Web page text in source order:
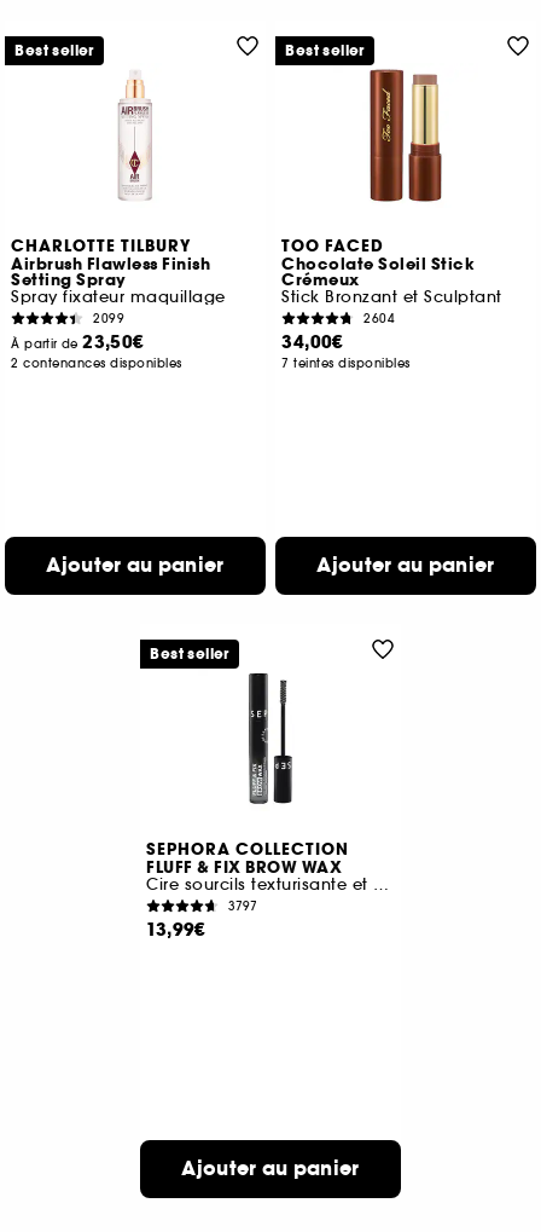
CHARLOTTE TILBURY
Airbrush Flawless Finish
Setting Spray
Spray fixateur maquillage
2099
À partir de23,50€
2 contenances disponibles
Ajouter au panier
Best seller
TOO FACED
Chocolate Soleil Stick
Crémeux
Stick Bronzant et Sculptant
2604
34,00€
7 teintes disponibles
Ajouter au panier
Best seller
SEPHORA COLLECTION
FLUFF & FIX BROW WAX
Cire sourcils texturisante et fixante
3797
13,99€
Ajouter au panier
Best seller